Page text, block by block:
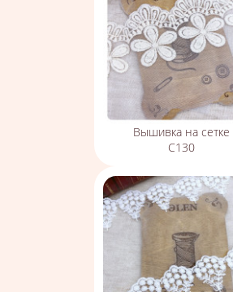
Вышивка на сетке
С130